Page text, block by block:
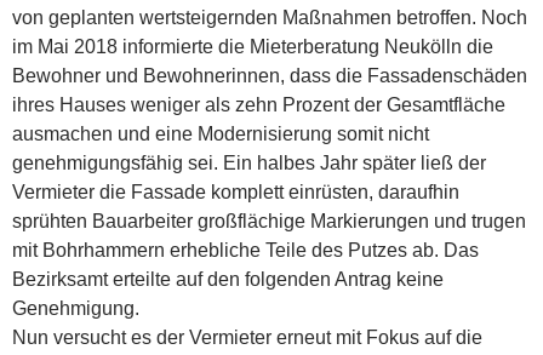
von geplanten wertsteigernden Maßnahmen betroffen. Noch
im Mai 2018 informierte die Mieterberatung Neukölln die
Bewohner und Bewohnerinnen, dass die Fassadenschäden
ihres Hauses weniger als zehn Prozent der Gesamtfläche
ausmachen und eine Modernisierung somit nicht
genehmigungsfähig sei. Ein halbes Jahr später ließ der
Vermieter die Fassade komplett einrüsten, daraufhin
sprühten Bauarbeiter großflächige Markierungen und trugen
mit Bohrhammern erhebliche Teile des Putzes ab. Das
Bezirks­amt erteilte auf den folgenden Antrag keine
Genehmigung.
Nun versucht es der Vermieter erneut mit Fokus auf die